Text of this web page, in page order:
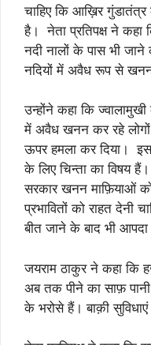
चाहिए कि आख़िर
है। नेता प्रतिपक्ष ने
नदी नालों के पास भी
नदियों में अवैध रूप से
उन्होंने कहा कि
में अवैध खनन कर रहे लोगों
ऊपर हमला कर दिया।
के लिए चिन्ता का विषय
सरकार खनन माफ़ियाओं
प्रभावितों को राहत देनी
बीत जाने के बाद भी आपदा
जयराम ठाकुर ने कहा कि
अब तक पीने का साफ़
के भरोसे हैं। बाक़ी